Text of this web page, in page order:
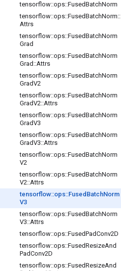
tensorflow::ops::FusedBatchNorm
tensorflow::ops::FusedBatchNorm::
Attrs
tensorflow::ops::FusedBatchNorm
Grad
tensorflow::ops::FusedBatchNorm
Grad ::Attrs
tensorflow::ops::FusedBatchNorm
GradV2
tensorflow::ops::FusedBatchNorm
GradV2::Attrs
tensorflow::ops::FusedBatchNorm
GradV3
tensorflow::ops::FusedBatchNorm
GradV3::Attrs
tensorflow::ops::FusedBatchNorm
V2
tensorflow::ops::FusedBatchNorm
V2::Attrs
tensorflow::ops::Fused BatchNorm
V3
tensorflow::ops::FusedBatchNorm
V3::Attrs
tensorflow::ops::FusedPadConv2D
tensorflow::ops::FusedResizeAnd
PadConv2D
tensorflow::ops::FusedResizeAnd